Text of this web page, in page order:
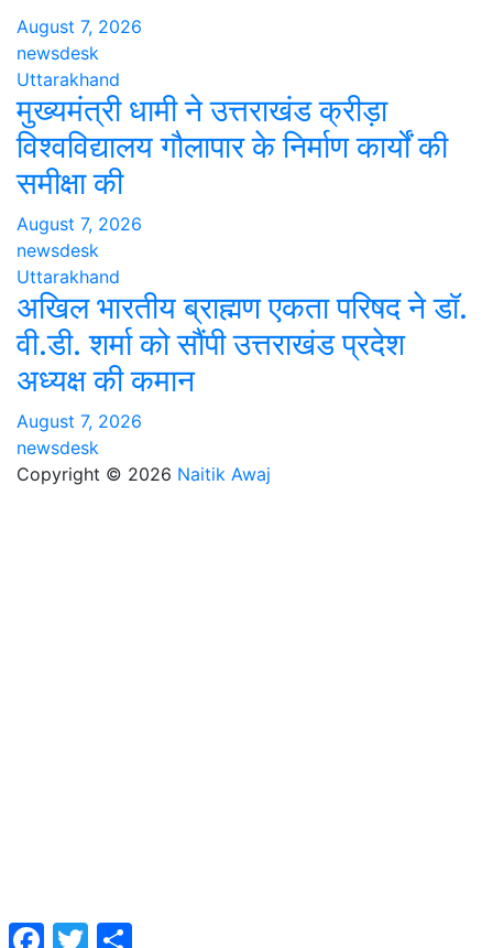
August 7, 2026
newsdesk
Uttarakhand
मुख्यमंत्री धामी ने उत्तराखंड क्रीड़ा
विश्वविद्यालय गौलापार के निर्माण कार्यों की
समीक्षा की
August 7, 2026
newsdesk
Uttarakhand
अखिल भारतीय ब्राह्मण एकता परिषद ने डॉ.
वी.डी. शर्मा को सौंपी उत्तराखंड प्रदेश
अध्यक्ष की कमान
August 7, 2026
newsdesk
Copyright © 2026 Naitik Awaj
Facebook
Twitter